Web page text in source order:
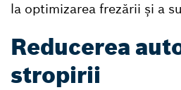
la optimizarea frezării și a
Reducerea
stropirii